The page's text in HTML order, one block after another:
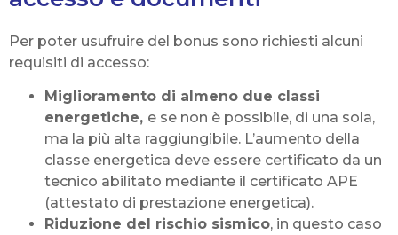
Per poter usufruire del bonus sono richiesti alcuni
requisiti di accesso:
Miglioramento di almeno due classi
energetiche, e se non è possibile, di una sola,
ma la più alta raggiungibile. L’aumento della
classe energetica deve essere certificato da un
tecnico abilitato mediante il certificato APE
(attestato di prestazione energetica).
Riduzione del rischio sismico, in questo caso